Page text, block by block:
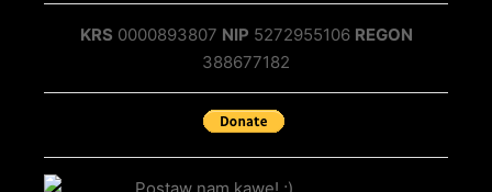
KRS 0000893807 NIP 5272955106 REGON
388677182